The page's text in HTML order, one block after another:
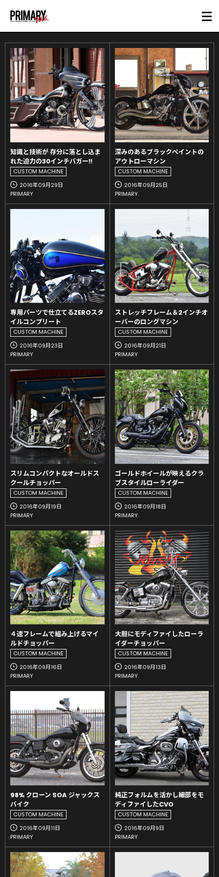
知識と技術が 存分に落とし込ま
れた迫力の30インチバガー!!
CUSTOM MACHINE
2016年09月29日
PRIMARY
深みのあるブラックペイントの
アウトローマシン
CUSTOM MACHINE
2016年09月25日
PRIMARY
専用パーツで仕立てるZEROスタ
イルコンプリート
CUSTOM MACHINE
2016年09月23日
PRIMARY
ストレッチフレーム＆2インチオ
ーバーのロングマシン
CUSTOM MACHINE
2016年09月21日
PRIMARY
スリムコンパクトなオールドス
クールチョッパー
CUSTOM MACHINE
2016年09月19日
PRIMARY
ゴールドホイールが映えるクラ
ブスタイルローライダー
CUSTOM MACHINE
2016年09月18日
PRIMARY
４速フレームで組み上げるマイ
ルドチョッパー
CUSTOM MACHINE
2016年09月16日
PRIMARY
大胆にモディファイしたローラ
イダーチョッパー
CUSTOM MACHINE
2016年09月13日
PRIMARY
98% クローン SOA ジャックス
バイク
CUSTOM MACHINE
2016年09月11日
PRIMARY
純正フォルムを活かし細部をモ
ディファイしたCVO
CUSTOM MACHINE
2016年09月9日
PRIMARY